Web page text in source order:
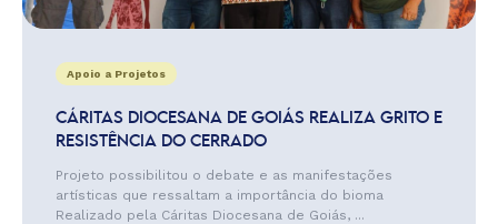
Apoio a Projetos
CÁRITAS DIOCESANA DE GOIÁS REALIZA GRITO E
RESISTÊNCIA DO CERRADO
Projeto possibilitou o debate e as manifestações
artísticas que ressaltam a importância do bioma
Realizado pela Cáritas Diocesana de Goiás, ...